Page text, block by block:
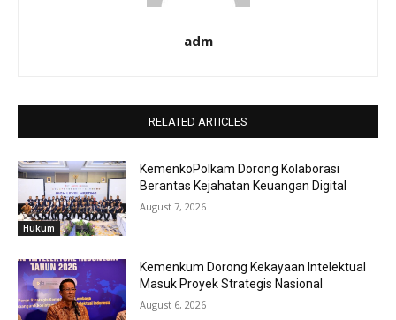
adm
RELATED ARTICLES
Hukum
KemenkoPolkam Dorong Kolaborasi
Berantas Kejahatan Keuangan Digital
August 7, 2026
Kemenkum Dorong Kekayaan Intelektual
Masuk Proyek Strategis Nasional
August 6, 2026